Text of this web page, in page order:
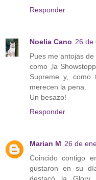
Responder
Noelia Cano 26 de
Pues me antojas
como ,la
Supreme y,
merecen la pena.
Un besazo!
Responder
Marian M 26 de
Coincido contigo
gustaron en su